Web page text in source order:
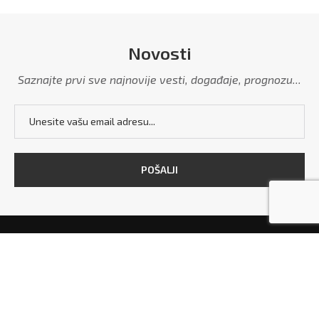
Novosti
Saznajte prvi sve najnovije vesti, događaje, prognozu...